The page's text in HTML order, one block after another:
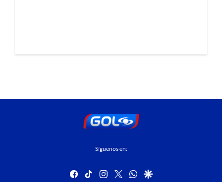
Síguenos en:
facebook
tiktok instagram
twitterwhatsapp
google